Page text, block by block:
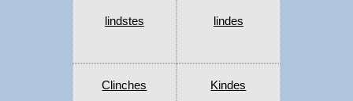
lindstes lindes
Clinches Kindes